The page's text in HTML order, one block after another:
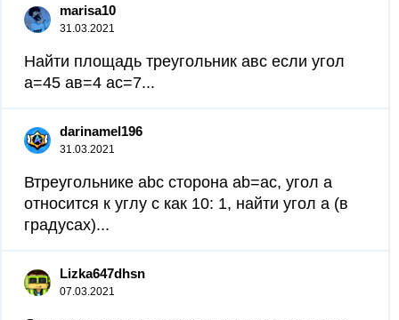
marisa10
31.03.2021
Найти площадь треугольник авс если угол
а=45 ав=4 ас=7...
darinamel196
31.03.2021
Втреугольнике abc сторона ab=ac, угол a
относится к углу c как 10: 1, найти угол a (в
градусах)...
Lizka647dhsn
07.03.2021